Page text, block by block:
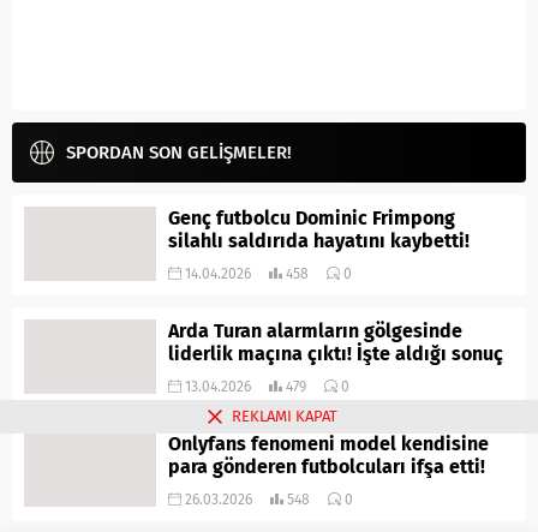
SPORDAN SON GELİŞMELER!
Genç futbolcu Dominic Frimpong
silahlı saldırıda hayatını kaybetti!
14.04.2026 458 0
Arda Turan alarmların gölgesinde
liderlik maçına çıktı! İşte aldığı sonuç
13.04.2026 479 0
Onlyfans fenomeni model kendisine
para gönderen futbolcuları ifşa etti!
26.03.2026 548 0
REKLAMI KAPAT